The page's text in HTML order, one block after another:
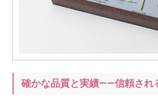
確かな品質と実績——信頼され